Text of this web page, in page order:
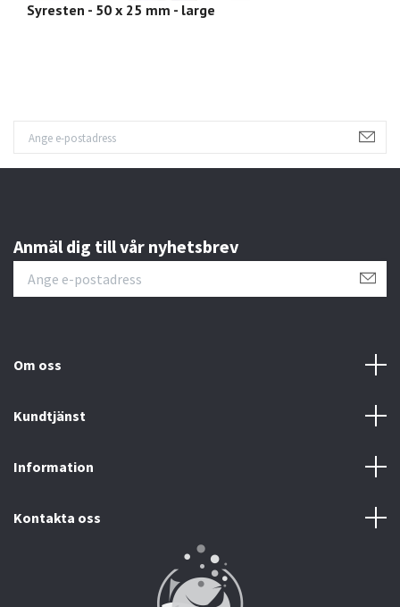
Syresten - 50 x 25 mm - large
Anmäl dig till vår nyhetsbrev
Om oss
Kundtjänst
Information
Kontakta oss